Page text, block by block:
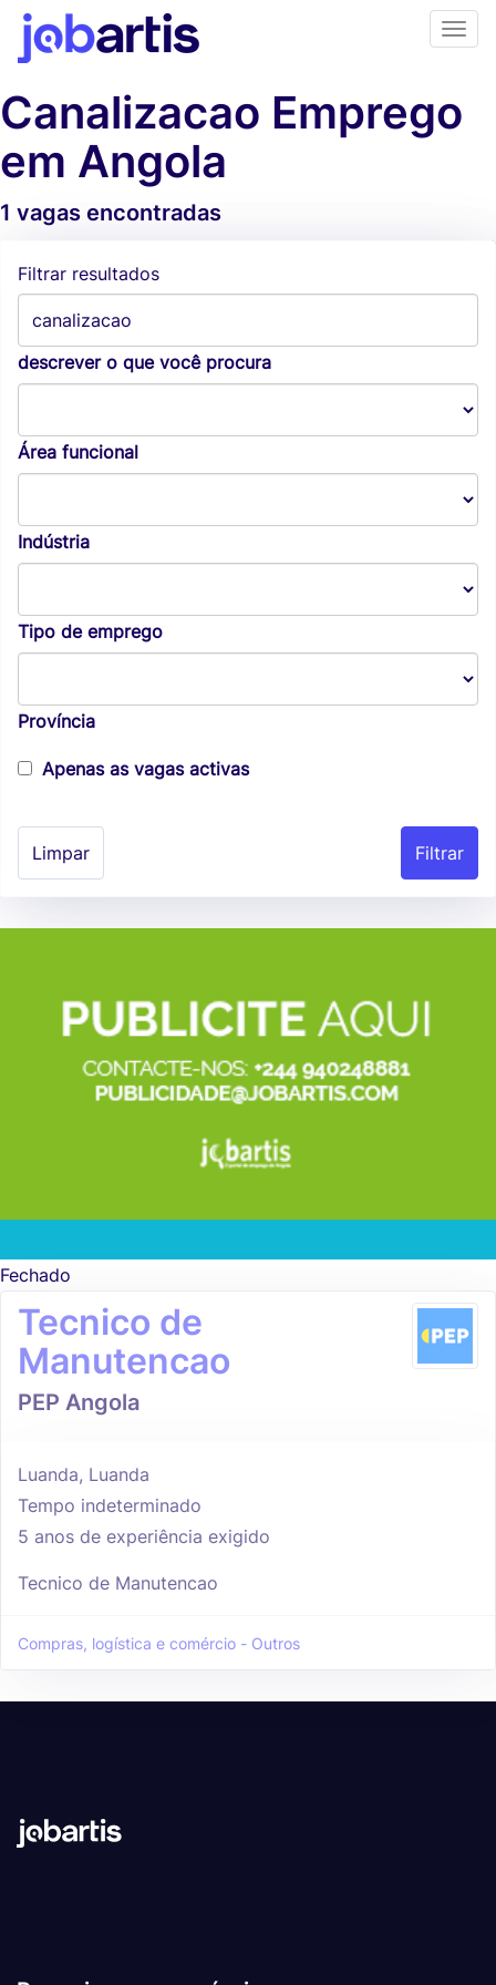
Canalizacao Emprego
em Angola
1 vagas encontradas
Filtrar resultados
descrever o que você procura
Área funcional
Indústria
Tipo de emprego
Província
Apenas as vagas activas
Limpar
Fechado
Tecnico de
Manutencao
PEP Angola
Luanda, Luanda
Tempo indeterminado
5 anos de experiência exigido
Tecnico de Manutencao
Compras, logística e comércio - Outros